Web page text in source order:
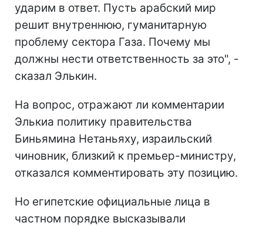
ударим в ответ. Пусть арабский мир
решит внутреннюю, гуманитарную
проблему сектора Газа. Почему мы
должны нести ответственность за это", -
сказал Элькин.
На вопрос, отражают ли комментарии
Элькиа политику правительства
Биньямина Нетаньяху, израильский
чиновник, близкий к премьер-министру,
отказался комментировать эту позицию.
Но египетские официальные лица в
частном порядке высказывали